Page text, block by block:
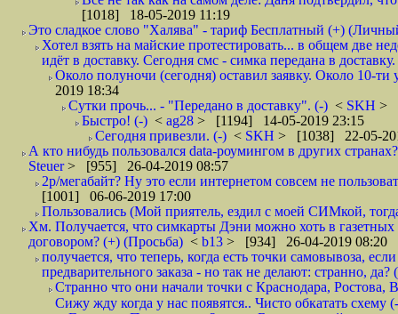
[1018] 18-05-2019 11:19
Это сладкое слово "Халява" - тариф Бесплатный (+)
Хотел взять на майские протестировать... в общем две
идёт в доставку. Сегодня смс - симка передана в
Около полуночи (сегодня) оставил заявку. Около 10-ти
2019 18:34
Сутки прочь... - "Передано в доставку". (-) < SKH >
Быстро! (-) < ag28 > [1194] 14-05-2019 23:15
Сегодня привезли. (-) < SKH > [1038] 22-05-
А кто нибудь пользовался data-роумингом в других
Steuer> [955] 26-04-2019 08:57
2р/мегабайт? Ну это если интернетом совсем не
[1001] 06-06-2019 17:00
Пользовались (Мой приятель, ездил с моей СИМкой,
Хм. Получается, что симкарты Дэни можно хоть в газетных
договором? (+) (Просьба) < b13 > [934] 26-04-2019 08:20
получается, что теперь, когда есть точки самовывоза,
предварительного заказа - но так не делают: странно, да?
Странно что они начали точки с Краснодара,
Сижу жду когда у нас появятся.. Чисто обкатать схему